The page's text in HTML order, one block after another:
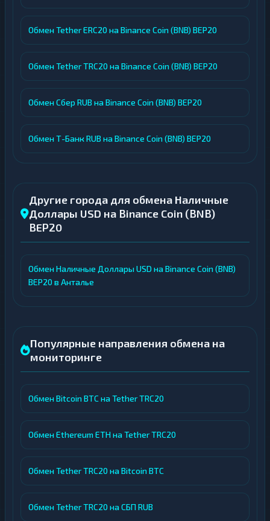
Обмен Tether ERC20 на Binance Coin (BNB) BEP20
Обмен Tether TRC20 на Binance Coin (BNB) BEP20
Обмен Сбер RUB на Binance Coin (BNB) BEP20
Обмен Т-Банк RUB на Binance Coin (BNB) BEP20
Другие города для обмена Наличные
Доллары USD на Binance Coin (BNB)
BEP20
Обмен Наличные Доллары USD на Binance Coin (BNB)
BEP20 в Анталье
Популярные направления обмена на
мониторинге
Обмен Bitcoin BTC на Tether TRC20
Обмен Ethereum ETH на Tether TRC20
Обмен Tether TRC20 на Bitcoin BTC
Обмен Tether TRC20 на СБП RUB